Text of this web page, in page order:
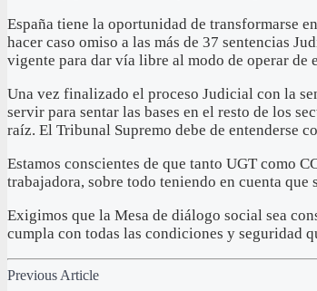
España tiene la oportunidad de transformarse
hacer caso omiso a las más de 37 sentencias
vigente para dar vía libre al modo de operar de
Una vez finalizado el proceso Judicial con la
servir para sentar las bases en el resto de los
raíz. El Tribunal Supremo debe de entenderse
Estamos conscientes de que tanto UGT como
trabajadora, sobre todo teniendo en cuenta
Exigimos que la Mesa de diálogo social sea
cumpla con todas las condiciones y seguridad
Previous Article